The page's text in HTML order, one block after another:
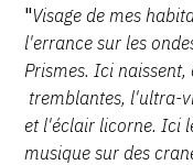
"Visage de mes
l'errance sur les
Prismes. Ici
tremblantes, l'ultra-
et l'éclair licorne. Ici
musique sur des